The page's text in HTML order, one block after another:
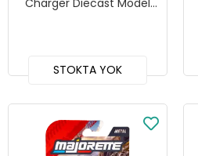
Charger Diecast Model
STOKTA YOK